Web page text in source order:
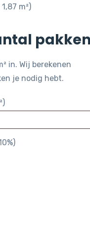
m²)
pakken
in. Wij berekenen
je nodig hebt.